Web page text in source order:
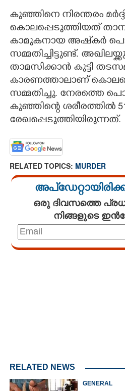
കുഞ്ഞിനെ നിരന്തരം
കൊലപ്പെടുത്തിയത്
കാമുകനായ അഷ്‌കർ
സമ്മതിച്ചിട്ടുണ്ട്.
താമസിക്കാൻ കുട്ടി
കാരണത്താലാണ്
സമ്മതിച്ചു. നേരത്തെ
കുഞ്ഞിന്റെ ശരീരത്തിൽ
രേഖപ്പെടുത്തിയിരുന്നത്.
RELATED TOPICS: MURDER
ഒരു ദിവസത്തെ
നിങ്ങളുടെ
RELATED NEWS
GENERAL